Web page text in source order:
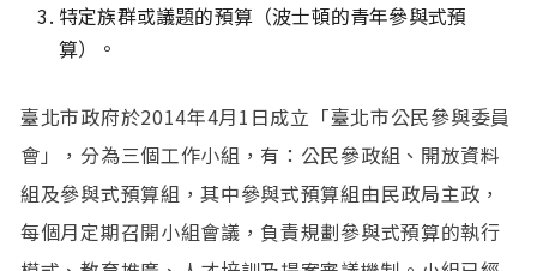
特定族群或議題的預算（波士頓的青年參與式預
算）。
臺北市政府於2014年4月1日成立「臺北市公民參與委員
會」，分為三個工作小組，有：公民參政組、開放資料
組及參與式預算組，其中參與式預算組由民政局主政，
每個月定期召開小組會議，負責規劃參與式預算的執行